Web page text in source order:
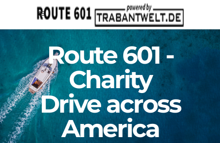
Route 601 -
Charity
Drive across
America